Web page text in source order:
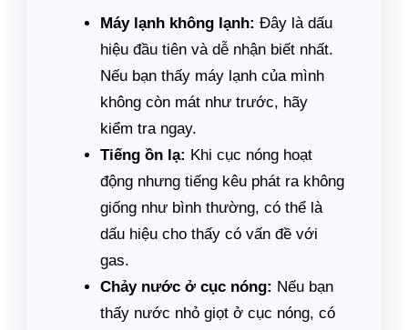
Máy lạnh không lạnh: Đây là dấu
hiệu đầu tiên và dễ nhận biết nhất.
Nếu bạn thấy máy lạnh của mình
không còn mát như trước, hãy
kiểm tra ngay.
Tiếng ồn lạ: Khi cục nóng hoạt
động nhưng tiếng kêu phát ra không
giống như bình thường, có thể là
dấu hiệu cho thấy có vấn đề với
gas.
Chảy nước ở cục nóng: Nếu bạn
thấy nước nhỏ giọt ở cục nóng, có